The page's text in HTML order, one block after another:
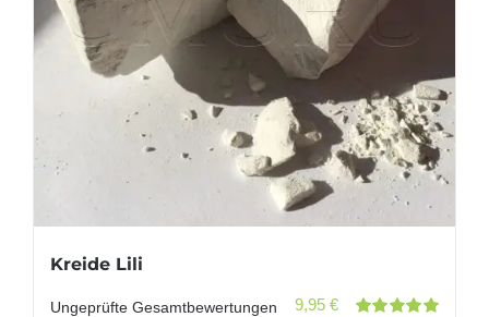
Kreide Lili
Ungeprüfte Gesamtbewertungen 9,95 €